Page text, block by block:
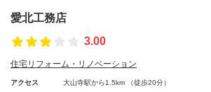
愛北工務店
3.00
住宅リフォーム・リノベーション
アクセス 大山寺駅から1.5km （徒歩20分）